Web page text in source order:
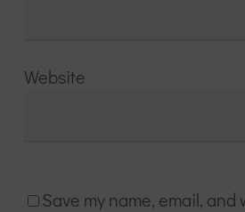
Website
Save my name, email,